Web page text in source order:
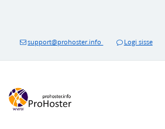
support@prohoster.info Logi sisse